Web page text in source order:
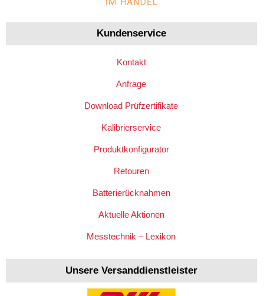
Kundenservice
Kontakt
Anfrage
Download Prüfzertifikate
Kalibrierservice
Produktkonfigurator
Retouren
Batterierücknahmen
Aktuelle Aktionen
Messtechnik – Lexikon
Unsere Versanddienstleister